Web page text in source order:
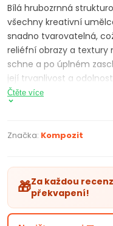
Bílá hrubozrnná
všechny kreativní
snadno tvarovatelná,
reliéfní obrazy a textury
schne a po úplném
její trvanlivost a
Reliéfní pasta umožňuje
velkých objektů bez
rozprostřete na povrch
a podmínek) můžete
případně kombinovat s
je ideální pro vytváření
může přilnout k různým
Čtěte více
Značka: Kompozit
🎁Za každou
překvapení!